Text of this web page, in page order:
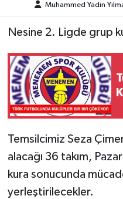
Muhammed Yadin
Nesine 2. Ligde grup
Temsilcimiz Seza
alacağı 36 takım,
kura sonucunda
yerleştirilecekler.
SAĞLIK
SİYASET
SPOR
TEKNOLOJİ